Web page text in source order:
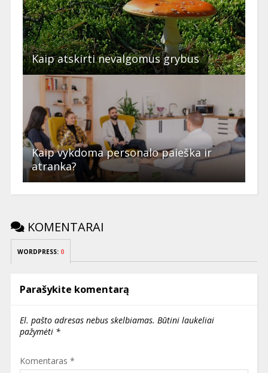
Kaip atskirti nevalgomus grybus
Kaip vykdoma personalo paieška ir
atranka?
KOMENTARAI
WORDPRESS: 0
Parašykite komentarą
El. pašto adresas nebus skelbiamas. Būtini laukeliai
pažymėti *
Komentaras *